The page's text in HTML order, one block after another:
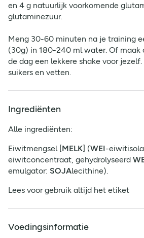
en 4 g natuurlijk voorkomende
glutaminezuur.
Meng 30-60 minuten na je training
(30g) in 180-240 ml water. Of maak
de dag een lekkere shake voor
suikers en vetten.
Ingrediënten
Alle ingrediënten:
Eiwitmengsel [MELK] (WEI-
eiwitconcentraat, gehydrolyseerd
emulgator: SOJAlecithine).
Lees voor gebruik altijd het etiket
Voedingsinformatie